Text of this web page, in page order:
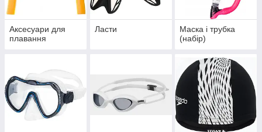
Аксесуари для
плавання
Ласти
Маска і трубка
(набір)